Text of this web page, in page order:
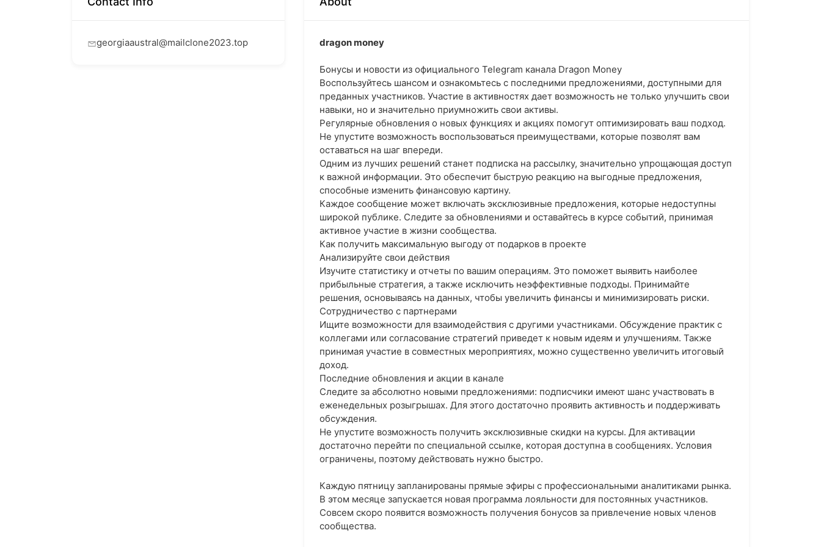
georgiaaustral@mailclone2023.top dragon money
Бонусы и новости из официального Telegram канала Dragon Money
Воспользуйтесь шансом и ознакомьтесь с последними предложениями, доступными для
преданных участников. Участие в активностях дает возможность не только улучшить свои
навыки, но и значительно приумножить свои активы.
Регулярные обновления о новых функциях и акциях помогут оптимизировать ваш подход.
Не упустите возможность воспользоваться преимуществами, которые позволят вам
оставаться на шаг впереди.
Одним из лучших решений станет подписка на рассылку, значительно упрощающая доступ
к важной информации. Это обеспечит быструю реакцию на выгодные предложения,
способные изменить финансовую картину.
Каждое сообщение может включать эксклюзивные предложения, которые недоступны
широкой публике. Следите за обновлениями и оставайтесь в курсе событий, принимая
активное участие в жизни сообщества.
Как получить максимальную выгоду от подарков в проекте
Анализируйте свои действия
Изучите статистику и отчеты по вашим операциям. Это поможет выявить наиболее
прибыльные стратегия, а также исключить неэффективные подходы. Принимайте
решения, основываясь на данных, чтобы увеличить финансы и минимизировать риски.
Сотрудничество с партнерами
Ищите возможности для взаимодействия с другими участниками. Обсуждение практик с
коллегами или согласование стратегий приведет к новым идеям и улучшениям. Также
принимая участие в совместных мероприятиях, можно существенно увеличить итоговый
доход.
Последние обновления и акции в канале
Следите за абсолютно новыми предложениями: подписчики имеют шанс участвовать в
еженедельных розыгрышах. Для этого достаточно проявить активность и поддерживать
обсуждения.
Не упустите возможность получить эксклюзивные скидки на курсы. Для активации
достаточно перейти по специальной ссылке, которая доступна в сообщениях. Условия
ограничены, поэтому действовать нужно быстро.
Каждую пятницу запланированы прямые эфиры с профессиональными аналитиками рынка.
В этом месяце запускается новая программа лояльности для постоянных участников.
Совсем скоро появится возможность получения бонусов за привлечение новых членов
сообщества.